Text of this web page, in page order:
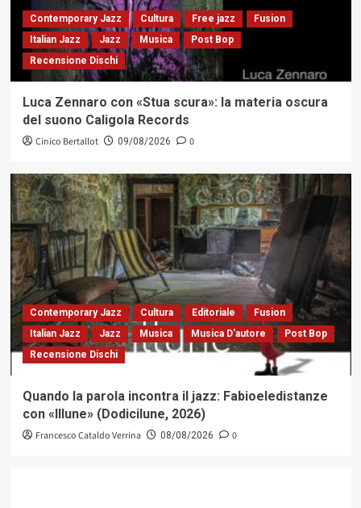
Contemporary Jazz Cultura Free jazz
Fusion
Italian Jazz
Jazz Musica
Post Bop
Recensione Dischi
Luca Zennaro con «Stua scura»: la materia oscura
del suono Caligola Records
Cinico Bertallot 09/08/2026 0
Contemporary Jazz Cultura Editoriale
Fusion
Italian Jazz
Jazz Musica Musica D'autore
Post Bop
Recensione Dischi
Quando la parola incontra il jazz: Fabioeledistanze
con «Illune» (Dodicilune, 2026)
Francesco Cataldo Verrina 08/08/2026 0